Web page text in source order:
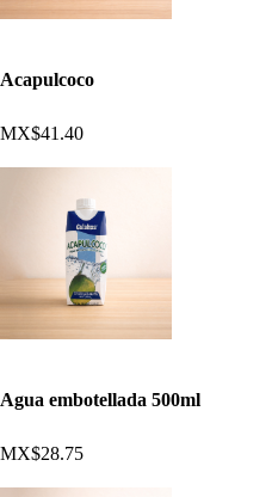
Acapulcoco
MX$41.40
Agua embotellada 500ml
MX$28.75